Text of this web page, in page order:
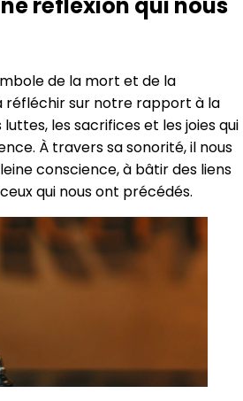
de la mort et de la
réfléchir sur notre rapport à la
les sacrifices et les joies qui
À travers sa sonorité, il nous
conscience, à bâtir des liens
qui nous ont précédés.